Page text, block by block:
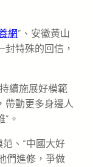
網”、安徽黃山
特殊的回信，
續施展好模範
帶動更多身邊人
。
、“中國大好
們進修，爭做